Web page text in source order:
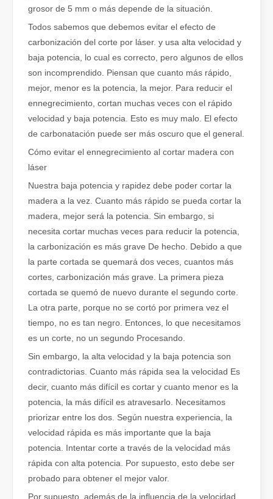
El corte de metal por láser es un método de precisión que se
El corte por láser de láminas de metal es un método de corte muy utilizado.
El corte por láser de láminas de metal es un método de corte
grosor de 5 mm o más depende de la situación.
Todos sabemos que debemos evitar el efecto de
carbonización del corte por láser. y usa alta velocidad y
baja potencia, lo cual es correcto, pero algunos de ellos
son incomprendido. Piensan que cuanto más rápido,
mejor, menor es la potencia, la mejor. Para reducir el
ennegrecimiento, cortan muchas veces con el rápido
velocidad y baja potencia. Esto es muy malo. El efecto
de carbonatación puede ser más oscuro que el general.
Cómo evitar el ennegrecimiento al cortar madera con
láser
Nuestra baja potencia y rapidez debe poder cortar la
madera a la vez. Cuanto más rápido se pueda cortar la
madera, mejor será la potencia. Sin embargo, si
necesita cortar muchas veces para reducir la potencia,
la carbonización es más grave De hecho. Debido a que
la parte cortada se quemará dos veces, cuantos más
cortes, carbonización más grave. La primera pieza
cortada se quemó de nuevo durante el segundo corte.
La otra parte, porque no se cortó por primera vez el
tiempo, no es tan negro. Entonces, lo que necesitamos
es un corte, no un segundo Procesando.
Sin embargo, la alta velocidad y la baja potencia son
contradictorias. Cuanto más rápida sea la velocidad Es
decir, cuanto más difícil es cortar y cuanto menor es la
potencia, la más difícil es atravesarlo. Necesitamos
priorizar entre los dos. Según nuestra experiencia, la
velocidad rápida es más importante que la baja
potencia. Intentar corte a través de la velocidad más
rápida con alta potencia. Por supuesto, esto debe ser
probado para obtener el mejor valor.
Por supuesto, además de la influencia de la velocidad